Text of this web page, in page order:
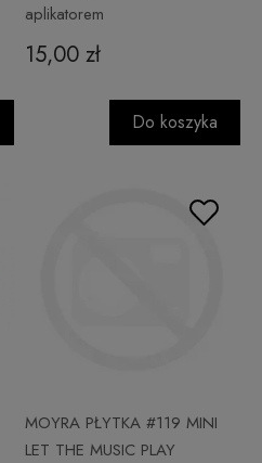
aplikatorem
15,00 zł
Do koszyka
MOYRA PŁYTKA #119 MINI
LET THE MUSIC PLAY